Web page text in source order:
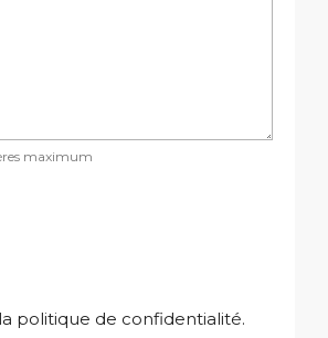
maximum
politique de confidentialité.